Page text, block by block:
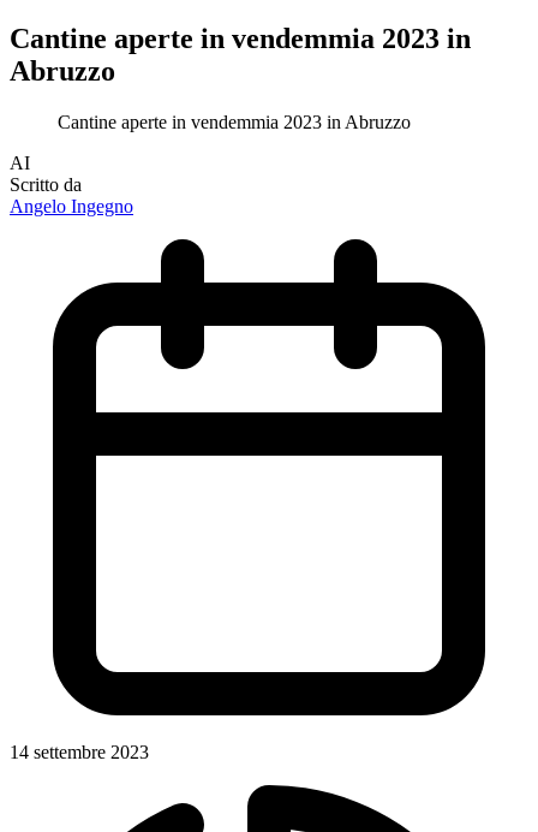
Cantine aperte in vendemmia 2023 in
Abruzzo
Cantine aperte in vendemmia 2023 in Abruzzo
AI
Scritto da
Angelo Ingegno
14 settembre 2023